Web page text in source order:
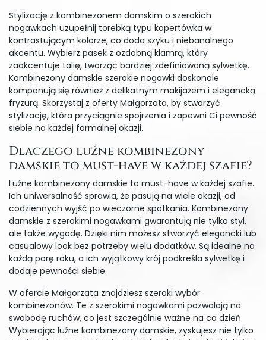
Stylizację z kombinezonem damskim o szerokich
nogawkach uzupełnij torebką typu kopertówka w
kontrastującym kolorze, co doda szyku i niebanalnego
akcentu. Wybierz pasek z ozdobną klamrą, który
zaakcentuje talię, tworząc bardziej zdefiniowaną sylwetkę.
Kombinezony damskie szerokie nogawki doskonale
komponują się również z delikatnym makijażem i elegancką
fryzurą. Skorzystaj z oferty Małgorzata, by stworzyć
stylizację, która przyciągnie spojrzenia i zapewni Ci pewność
siebie na każdej formalnej okazji.
Dlaczego luźne kombinezony
damskie to must-have w każdej szafie?
Luźne kombinezony damskie to must-have w każdej szafie.
Ich uniwersalność sprawia, że pasują na wiele okazji, od
codziennych wyjść po wieczorne spotkania. Kombinezony
damskie z szerokimi nogawkami gwarantują nie tylko styl,
ale także wygodę. Dzięki nim możesz stworzyć elegancki lub
casualowy look bez potrzeby wielu dodatków. Są idealne na
każdą porę roku, a ich wyjątkowy krój podkreśla sylwetkę i
dodaje pewności siebie.
W ofercie Małgorzata znajdziesz szeroki wybór
kombinezonów. Te z szerokimi nogawkami pozwalają na
swobodę ruchów, co jest szczególnie ważne na co dzień.
Wybierając luźne kombinezony damskie, zyskujesz nie tylko